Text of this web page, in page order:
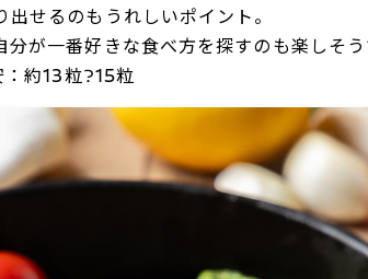
せるのもうれしいポイント。
分が一番好きな食べ方を探すのも楽しそ
約13粒?15粒